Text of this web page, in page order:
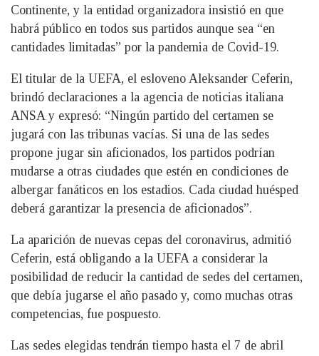
Continente, y la entidad organizadora insistió en que
habrá público en todos sus partidos aunque sea “en
cantidades limitadas” por la pandemia de Covid-19.
El titular de la UEFA, el esloveno Aleksander Ceferin,
brindó declaraciones a la agencia de noticias italiana
ANSA y expresó: “Ningún partido del certamen se
jugará con las tribunas vacías. Si una de las sedes
propone jugar sin aficionados, los partidos podrían
mudarse a otras ciudades que estén en condiciones de
albergar fanáticos en los estadios. Cada ciudad huésped
deberá garantizar la presencia de aficionados”.
La aparición de nuevas cepas del coronavirus, admitió
Ceferin, está obligando a la UEFA a considerar la
posibilidad de reducir la cantidad de sedes del certamen,
que debía jugarse el año pasado y, como muchas otras
competencias, fue pospuesto.
Las sedes elegidas tendrán tiempo hasta el 7 de abril